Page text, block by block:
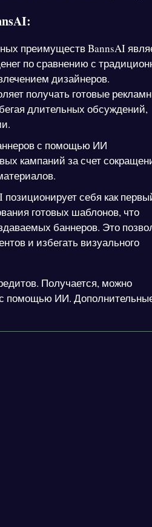
преимуществ BannsAI
по сравнению с
дизайнеров.
получать готовые
длительных обсуждений,
с помощью ИИ
кампаний за счет
себя как
готовых шаблонов, что
баннеров. Это
и избегать визуального
Получается, можно
помощью ИИ.